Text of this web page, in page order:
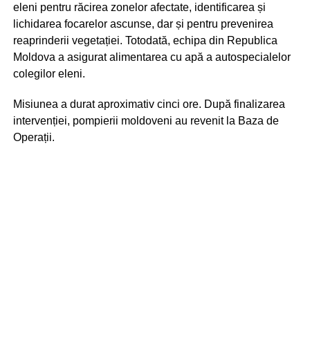
eleni pentru răcirea zonelor afectate, identificarea și
lichidarea focarelor ascunse, dar și pentru prevenirea
reaprinderii vegetației. Totodată, echipa din Republica
Moldova a asigurat alimentarea cu apă a autospecialelor
colegilor eleni.
Misiunea a durat aproximativ cinci ore. După finalizarea
intervenției, pompierii moldoveni au revenit la Baza de
Operații.